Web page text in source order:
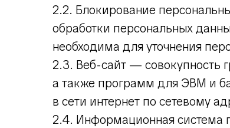
2.2. Блокирование
обработки персональных
необходима для уточнения
2.3. Веб-сайт — совокупность
а также программ для ЭВМ и
в сети интернет по сетевому
2.4. Информационная система